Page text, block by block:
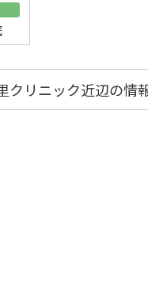
クリニック近辺の情